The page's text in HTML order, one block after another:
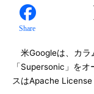
Share
米Googleは、カラ
「Supersonic」を
スはApache License